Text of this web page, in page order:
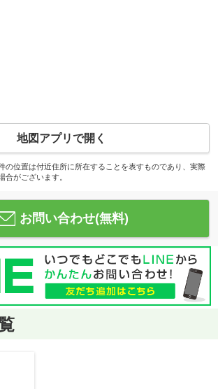
地図アプリで開く
の位置は付近住所に所在することを表すものであり、実際
合がございます。
お問い合わせ(無料)